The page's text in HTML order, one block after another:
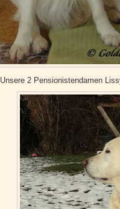
Unsere 2 Pensionistendamen